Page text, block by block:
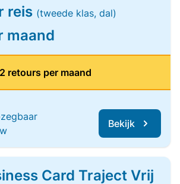
reis (tweede klas, dal)
maand
retours per maand
Bekijk
Card Traject Vrij